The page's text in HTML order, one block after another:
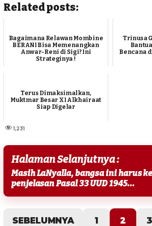
Related posts:
Bagaimana Relawan Mombine
BERANI Bisa Memenangkan
Anwar-Reni di Sigi? Ini
Strateginya !
Trinusa
Bencana
Terus Dimaksimalkan,
Muktmar Besar XI Alkhairaat
Siap Digelar
1,231
Halaman Selanjutnya :
Masih LaNyalla, bangsa ini harus
penjelasan Pasal 33 UUD 1945...
SEBELUMNYA 1 2 3